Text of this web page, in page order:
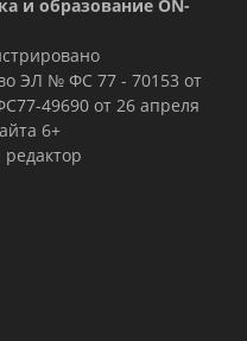
и образование ON-
ЭЛ № ФС 77 - 70153 от
49690 от 26 апреля
6+